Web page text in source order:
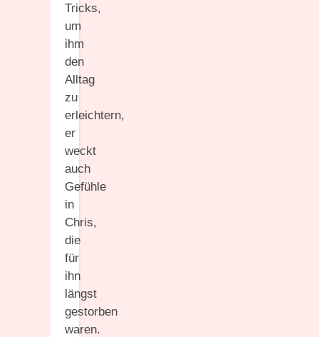
Tricks,
um
ihm
den
Alltag
zu
erleichtern,
er
weckt
auch
Gefühle
in
Chris,
die
für
ihn
längst
gestorben
waren.